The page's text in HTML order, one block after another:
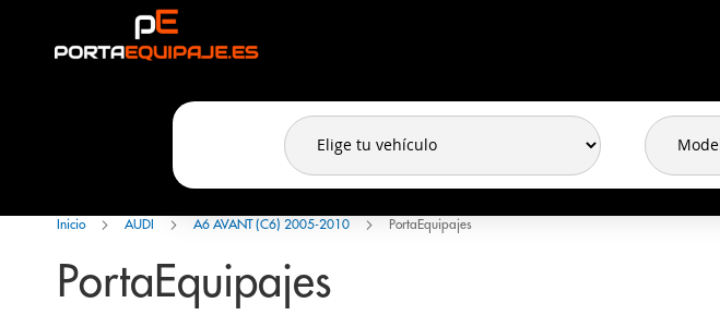
Inicio AUDI A6 AVANT (C6) 2005-2010 PortaEquipajes
PortaEquipajes
Panel de gestión de cookies